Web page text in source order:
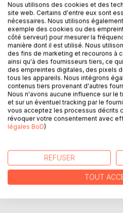
C'est l'histoire d'une famille.
cabossée. Des enfants qui
jeune fille "différente", mon
cette vie, c'est la mienne. C'est
parents. Parler de mes
enfants de la nuit, de tous les
qu'on les connaisse, pour qu'on
nous reconnaisse. Soyez les
AUTEUR(S)
AVIS
Nous utilisons des cookies et des
site web. Certains d'entre eux sont
nécessaires. Nous utilisons
exemple des cookies ou des
côté serveur) pour mesurer la
manière dont il est utilisé. Nous
des fins de marketing et recourons à
ainsi qu'à des fournisseurs tiers, ce
des empreintes digitales, des pixels
tous les appareils. Nous intégrons
contenus tiers provenant d'autres
Nous n'avons aucune influence sur le
et sur un éventuel tracking par le
vous acceptez les processus décrits
révoquer votre consentement avec
légales BoD)
REFUSER
TOUT